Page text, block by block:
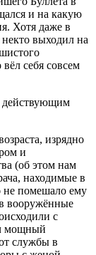
и на какую
Хотя даже в
выходил на
себя совсем
действующим
изрядно
и
(об этом нам
находимые в
не помешало ему
вооружённые
с
мощный
службы в